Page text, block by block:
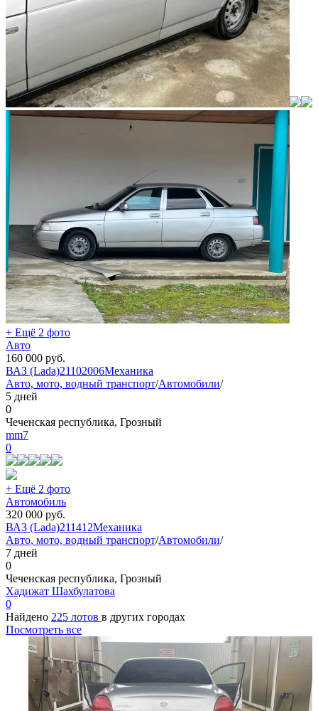
+ Ещё 2 фото
Авто
160 000 руб.
ВАЗ (Lada)21102006Механика
Авто, мото, водный транспорт/Автомобили/
5 дней
0
Чеченская республика, Грозный
mm7
0
+ Ещё 2 фото
Автомобиль
320 000 руб.
ВАЗ (Lada)211412Механика
Авто, мото, водный транспорт/Автомобили/
7 дней
0
Чеченская республика, Грозный
Хадижат Шахбулатова
0
Найдено 225 лотов в других городах
Посмотреть все